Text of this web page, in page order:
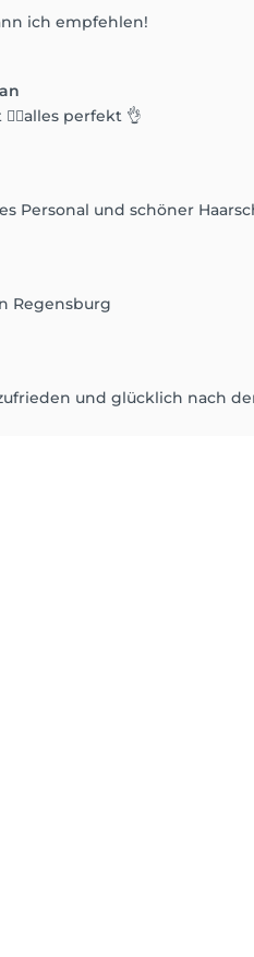
ich empfehlen!
perfekt 👌
Personal und schöner
Regensburg
und glücklich nach